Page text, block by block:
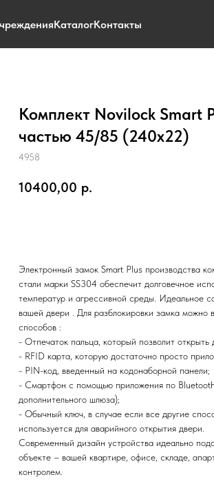
КаталогКонтакты
Комплект Novilock Smart
частью 45/85 (240x22)
4958
10400,00 р.
Электронный замок Smart Plus производства
стали марки SS304 обеспечит долговечное
температур и агрессивной среды. Идеальное
вашей двери . Для разблокировки замка можно
способов :
- Отпечаток пальца, который позволит
- RFID карта, которую достаточно просто
- PIN-код, введенный на кодонаборной панели;
- Смартфон с помощью приложения по
дополнительного шлюза);
- Обычный ключ, в случае если все другие
используется для аварийного открытия двери.
Современный дизайн устройства идеально
объекте – вашей квартире, офисе, складе,
контролем.